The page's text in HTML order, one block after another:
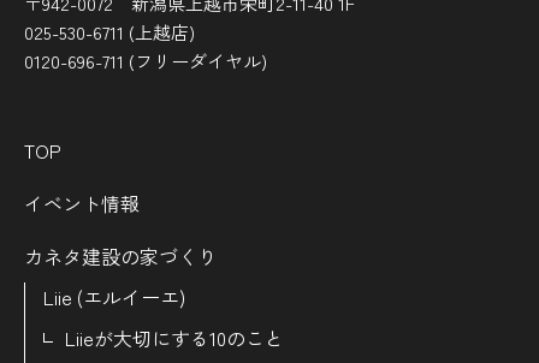
025-530-6711 (上越店)
0120-696-711 (フリーダイヤル)
TOP
イベント情報
カネタ建設の家づくり
Liie (エルイーエ)
Liieが大切にする10のこと